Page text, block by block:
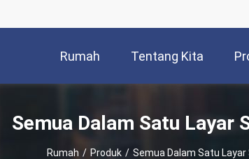
Rumah Tentang Kita
Semua Dalam Satu Layar
Rumah / Produk / Semua Dalam Satu Layar